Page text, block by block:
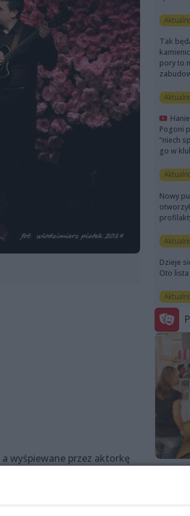
wyśpiewane przez aktorkę
„Recuerdo”, „La Bruja”,
pieśni, ułożą się w
Tak
pory to
Pogoni
“niech
go w
Nowy
Dzieje
Oto lista
9